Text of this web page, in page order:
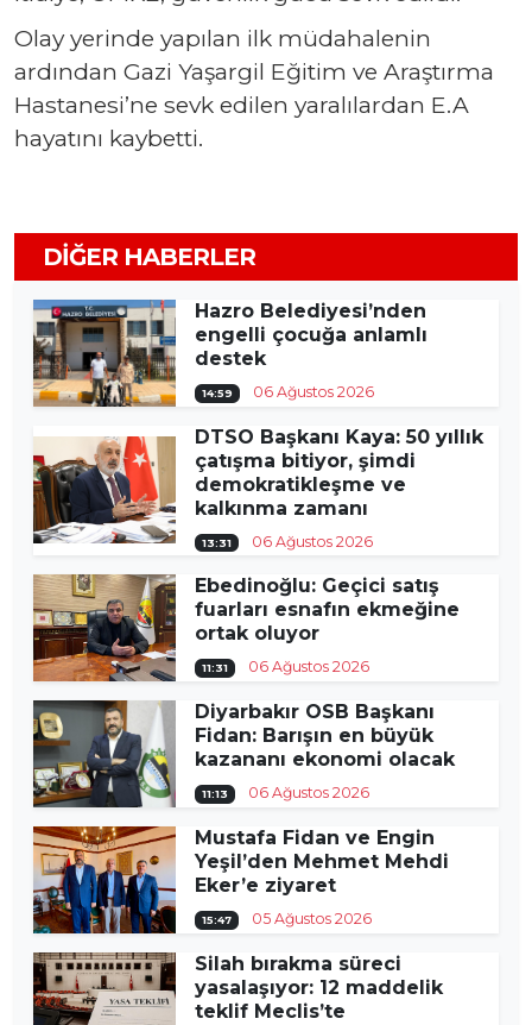
Olay yerinde yapılan ilk müdahalenin
ardından Gazi Yaşargil Eğitim ve Araştırma
Hastanesi’ne sevk edilen yaralılardan E.A
hayatını kaybetti.
DIĞER HABERLER
Hazro Belediyesi’nden
engelli çocuğa anlamlı
destek
14:59 06 Ağustos 2026
DTSO Başkanı Kaya: 50 yıllık
çatışma bitiyor, şimdi
demokratikleşme ve
kalkınma zamanı
13:31 06 Ağustos 2026
Ebedinoğlu: Geçici satış
fuarları esnafın ekmeğine
ortak oluyor
11:31 06 Ağustos 2026
Diyarbakır OSB Başkanı
Fidan: Barışın en büyük
kazananı ekonomi olacak
11:13 06 Ağustos 2026
Mustafa Fidan ve Engin
Yeşil’den Mehmet Mehdi
Eker’e ziyaret
15:47 05 Ağustos 2026
Silah bırakma süreci
yasalaşıyor: 12 maddelik
teklif Meclis’te